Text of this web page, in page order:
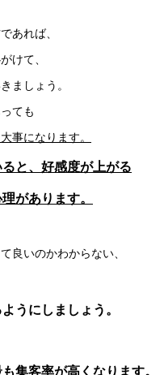
あれば、
けて、
ましょう。
ても
事になります。
と、好感度が上がる
があります。
良いのかわからない、
うにしましょう。
集客率が高くなります。